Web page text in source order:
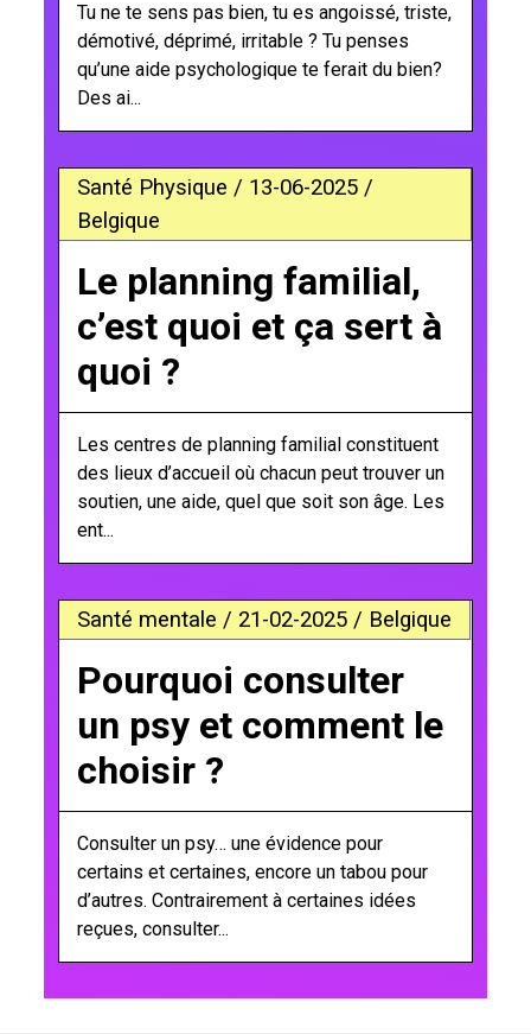
Tu ne te sens pas bien, tu es angoissé, triste,
démotivé, déprimé, irritable ? Tu penses
qu’une aide psychologique te ferait du bien?
Des ai...
Santé Physique / 13-06-2025 /
Belgique
Le planning familial,
c’est quoi et ça sert à
quoi ?
Les centres de planning familial constituent
des lieux d’accueil où chacun peut trouver un
soutien, une aide, quel que soit son âge. Les
ent...
Santé mentale / 21-02-2025 / Belgique
Pourquoi consulter
un psy et comment le
choisir ?
Consulter un psy… une évidence pour
certains et certaines, encore un tabou pour
d’autres. Contrairement à certaines idées
reçues, consulter...